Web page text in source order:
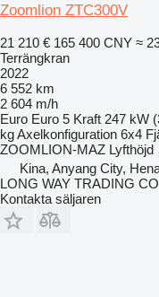
Zoomlion ZTC300V
21 210 € 165 400 CNY ≈
Terrängkran
2022
6 552 km
2 604 m/h
Euro Euro 5 Kraft 247 kW
kgAxelkonfiguration 6x4
ZOOMLION-MAZ Lyfthöjd
Kina, Anyang City,
LONG WAY TRADING
Kontakta säljaren